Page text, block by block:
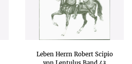
Leben Herrn Robert Scipio